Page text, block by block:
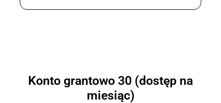
Konto grantowo 30 (dostęp na
miesiąc)